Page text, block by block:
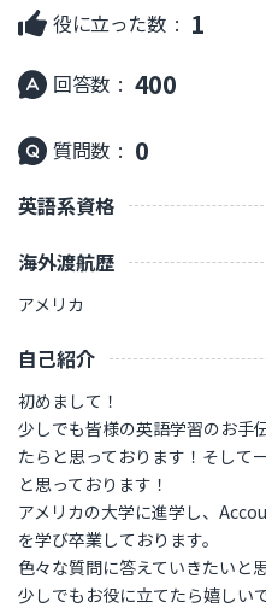
役に立った数 : 1
回答数 : 400
質問数 : 0
英語系資格
海外渡航歴
アメリカ
自己紹介
初めまして！
少しでも皆様の英語学習のお手
たらと思っております！そして
と思っております！
アメリカの大学に進学し、
を学び卒業しております。
色々な質問に答えていきたいと
少しでもお役に立てたら嬉しい